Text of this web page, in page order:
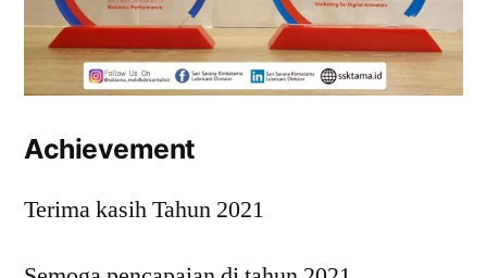
Achievement
Terima kasih Tahun 2021